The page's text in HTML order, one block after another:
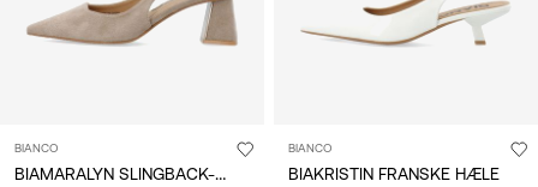
BIANCO
BIAMARALYN SLINGBACK-SKO
BIANCO
BIAKRISTIN FRANSKE HÆLE